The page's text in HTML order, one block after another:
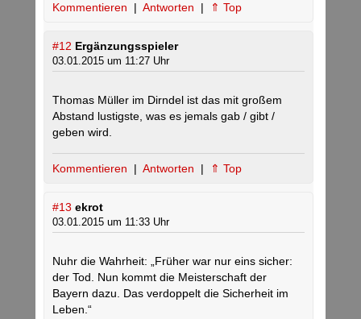
Kommentieren | Antworten | ⇑ Top
#12 Ergänzungsspieler
03.01.2015 um 11:27 Uhr
Thomas Müller im Dirndel ist das mit großem
Abstand lustigste, was es jemals gab / gibt /
geben wird.
Kommentieren | Antworten | ⇑ Top
#13 ekrot
03.01.2015 um 11:33 Uhr
Nuhr die Wahrheit: „Früher war nur eins sicher:
der Tod. Nun kommt die Meisterschaft der
Bayern dazu. Das verdoppelt die Sicherheit im
Leben.“